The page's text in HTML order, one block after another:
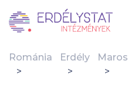
Románia Erdély Maros